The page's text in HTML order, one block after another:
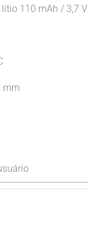
110 mAh / 3,7 V
mm